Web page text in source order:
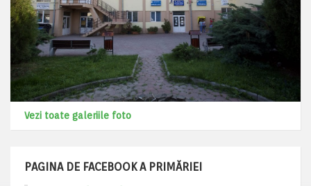
Vezi toate galeriile foto
PAGINA DE FACEBOOK A PRIMĂRIEI